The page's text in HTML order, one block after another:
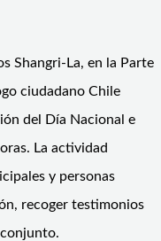
Shangri-La, en la Parte
ciudadano Chile
del Día Nacional e
La actividad
y personas
recoger testimonios